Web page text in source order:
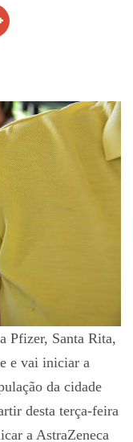
Pfizer, Santa Rita,
e vai iniciar a
da cidade
desta terça-feira
a AstraZeneca